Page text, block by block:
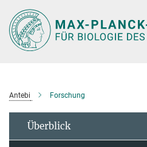
Hauptinhalt
Antebi Forschung
Überblick